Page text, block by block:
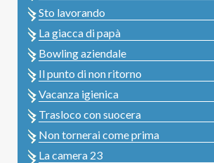
Sto lavorando
La giacca di papà
Bowling aziendale
Il punto di non ritorno
Vacanza igienica
Trasloco con suocera
Non tornerai come prima
La camera 23